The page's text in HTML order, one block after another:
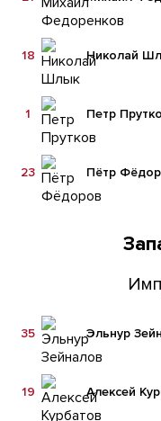
Николай
18
Петр
1
Пётр
23
Эльнур
35
Алексей
19